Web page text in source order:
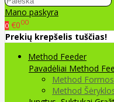
Mano paskyra
0 €000
Prekių krepšelis tuščias!
Method Feeder
Pavadėliai Method
Method Formos
Method